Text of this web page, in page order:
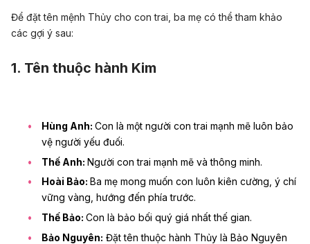
Để đặt tên mệnh Thủy cho con trai, ba mẹ có thể tham khảo
các gợi ý sau:
1. Tên thuộc hành Kim
Hùng Anh: Con là một người con trai mạnh mẽ luôn bảo
vệ người yếu đuối.
Thế Anh: Người con trai mạnh mẽ và thông minh.
Hoài Bảo: Ba mẹ mong muốn con luôn kiên cường, ý chí
vững vàng, hướng đến phía trước.
Thế Bảo: Con là bảo bối quý giá nhất thế gian.
Bảo Nguyên: Đặt tên thuộc hành Thủy là Bảo Nguyên